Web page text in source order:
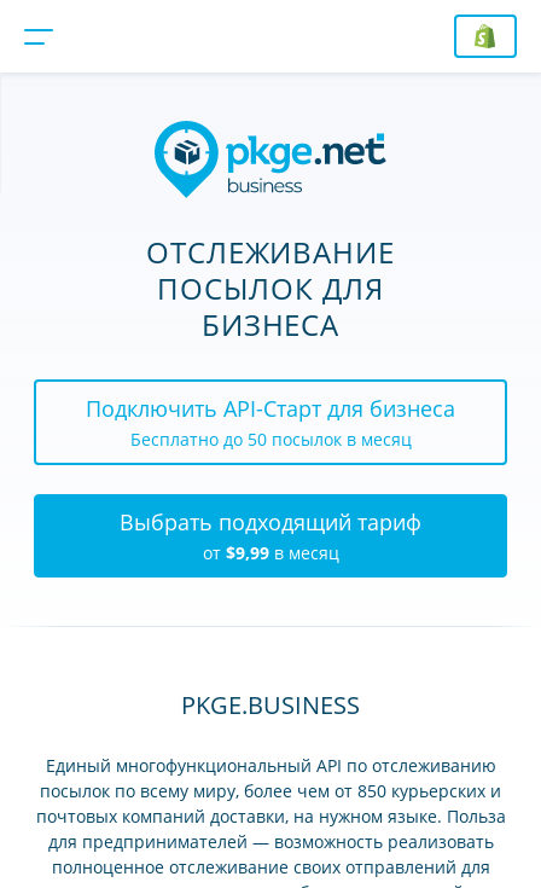
ОТСЛЕЖИВАНИЕ
ПОСЫЛОК ДЛЯ
БИЗНЕСА
Подключить API-Старт для бизнеса
Бесплатно до 50 посылок в месяц
Выбрать подходящий тариф
от $9,99в месяц
PKGE.BUSINESS
Единый многофункциональный API по отслеживанию
посылок по всему миру, более чем от 850 курьерских и
почтовых компаний доставки, на нужном языке. Польза
для предпринимателей — возможность реализовать
полноценное отслеживание своих отправлений для